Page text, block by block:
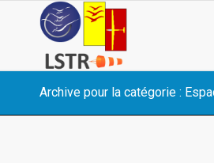
Archive pour la catégorie :